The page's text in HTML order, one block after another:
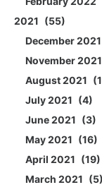
2021
55
December 2021
November 2021
August 2021
1
July 2021
4
June 2021
3
May 2021
16
April 2021
19
March 2021
5